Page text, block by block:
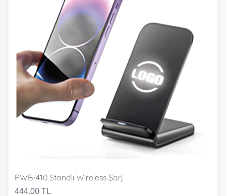
PWB-410 Standlı Wireless Şarj
444.00 TL